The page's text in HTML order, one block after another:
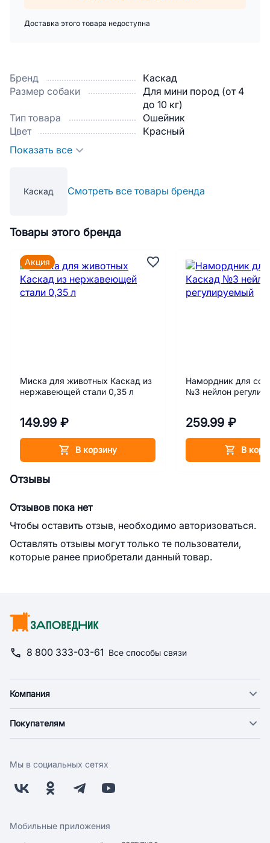
Бренд
Каскад
Размер собаки
Для мини пород (от 4
до 10 кг)
Тип товара
Ошейник
Цвет
Красный
Показать все
Каскад Смотреть все товары бренда
Доставка этого товара недоступна
Товары этого бренда
Миска для животных Каскад из
нержавеющей стали 0,35 л
149.99 ₽
В корзину
Акция
Намордник для
№3 нейлон
259.99 ₽
В
Отзывы
Отзывов пока нет
Чтобы оставить отзыв, необходимо авторизоваться.
Оставлять отзывы могут только те пользователи,
которые ранее приобретали данный товар.
8 800 333-03-61 Все способы связи
Компания
Новости
Поставщикам
Заводчикам
Обратная связь
Покупателям
Оплата
Бонусная программа
Скидки и акции
Мы в социальных сетях
Мобильные приложения